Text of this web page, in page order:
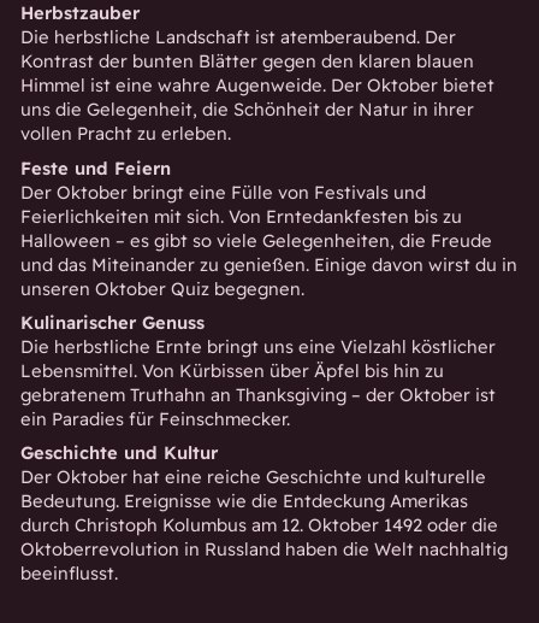
Herbstzauber
Die herbstliche Landschaft ist atemberaubend. Der
Kontrast der bunten Blätter gegen den klaren blauen
Himmel ist eine wahre Augenweide. Der Oktober bietet
uns die Gelegenheit, die Schönheit der Natur in ihrer
vollen Pracht zu erleben.
Feste und Feiern
Der Oktober bringt eine Fülle von Festivals und
Feierlichkeiten mit sich. Von Erntedankfesten bis zu
Halloween – es gibt so viele Gelegenheiten, die Freude
und das Miteinander zu genießen. Einige davon wirst du in
unseren Oktober Quiz begegnen.
Kulinarischer Genuss
Die herbstliche Ernte bringt uns eine Vielzahl köstlicher
Lebensmittel. Von Kürbissen über Äpfel bis hin zu
gebratenem Truthahn an Thanksgiving – der Oktober ist
ein Paradies für Feinschmecker.
Geschichte und Kultur
Der Oktober hat eine reiche Geschichte und kulturelle
Bedeutung. Ereignisse wie die Entdeckung Amerikas
durch Christoph Kolumbus am 12. Oktober 1492 oder die
Oktoberrevolution in Russland haben die Welt nachhaltig
beeinflusst.